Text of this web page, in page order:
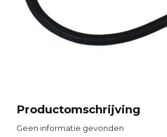
Productomschrijving
Geen informatie gevonden